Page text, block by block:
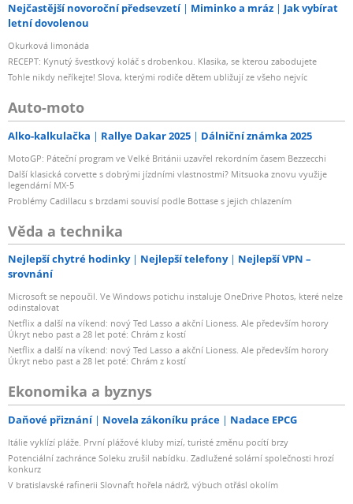
Nejčastější novoroční předsevzetí Miminko a mráz
Jak vybírat
letní dovolenou
Okurková limonáda
RECEPT: Kynutý švestkový koláč s drobenkou. Klasika, se kterou zabodujete
Tohle nikdy neříkejte! Slova, kterými rodiče dětem ubližují ze všeho nejvíc
Auto-moto
Alko-kalkulačka Rallye Dakar 2025 Dálniční známka 2025
MotoGP: Páteční program ve Velké Británii uzavřel rekordním časem Bezzecchi
Další klasická corvette s dobrými jízdními vlastnostmi? Mitsuoka znovu využije
legendární MX-5
Problémy Cadillacu s brzdami souvisí podle Bottase s jejich chlazením
Věda a technika
Nejlepší chytré hodinky Nejlepší telefony
Nejlepší VPN –
srovnání
Microsoft se nepoučil. Ve Windows potichu instaluje OneDrive Photos, které nelze
odinstalovat
Netflix a další na víkend: nový Ted Lasso a akční Lioness. Ale především horory
Úkryt nebo past a 28 let poté: Chrám z kostí
Netflix a další na víkend: nový Ted Lasso a akční Lioness. Ale především horory
Úkryt nebo past a 28 let poté: Chrám z kostí
Ekonomika a byznys
Daňové přiznání Novela zákoníku práce Nadace EPCG
Itálie vyklízí pláže. První plážové kluby mizí, turisté změnu pocítí brzy
Potenciální zachránce Soleku zrušil nabídku. Zadlužené solární společnosti hrozí
konkurz
V bratislavské rafinerii Slovnaft hořela nádrž, výbuch otřásl okolím